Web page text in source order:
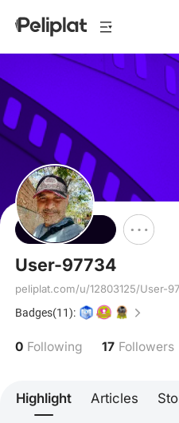
Follow
User-97734
peliplat.com/u/12803125/User-
Badges(11):
0 Following 17 Followers
Highlight Articles